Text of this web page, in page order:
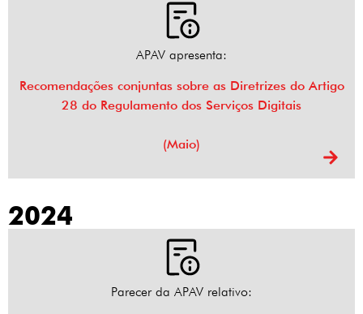
APAV apresenta:
Recomendações conjuntas sobre as Diretrizes do Artigo
28 do Regulamento dos Serviços Digitais
(Maio)
2024
Parecer da APAV relativo: